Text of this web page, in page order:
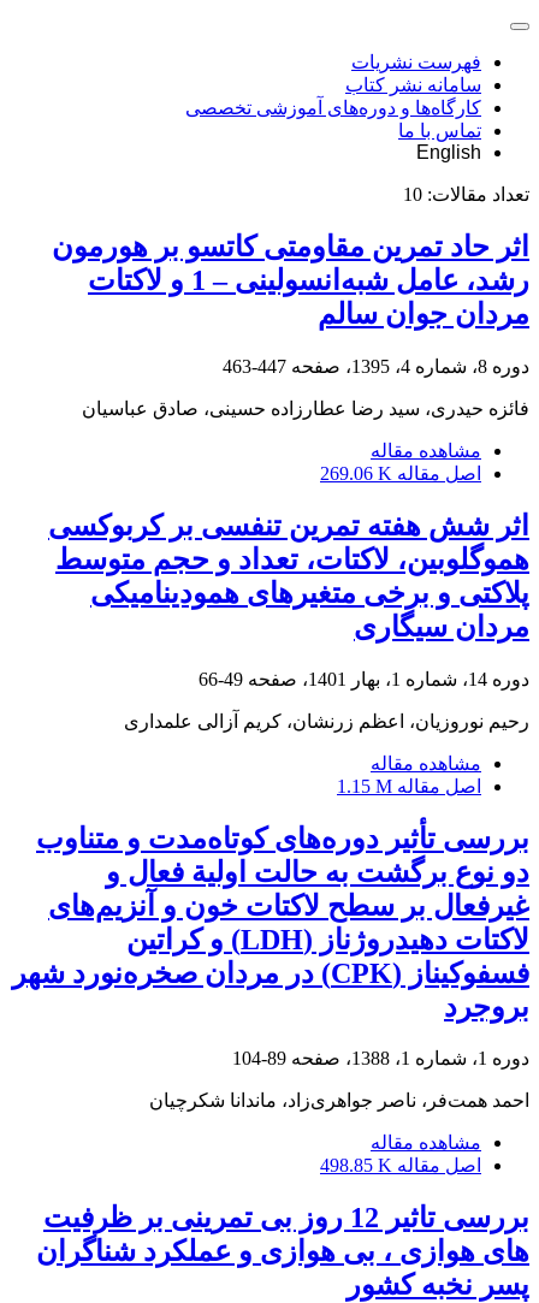
فهرست نشریات
سامانه نشر کتاب
کارگاه‌ها و دوره‌های آموزشی تخصصی
تماس با ما
English
تعداد مقالات: 10
اثر حاد تمرین مقاومتی کاتسو بر هورمون
رشد، عامل شبه‌انسولینی – 1 و لاکتات
مردان جوان سالم
دوره 8، شماره 4، 1395، صفحه 447-463
فائزه حیدری، سید رضا عطارزاده حسینی، صادق عباسیان
مشاهده مقاله
اصل مقاله 269.06 K
اثر شش هفته تمرین تنفسی بر کربوکسی
هموگلوبین، لاکتات، تعداد و حجم متوسط
پلاکتی و برخی متغیرهای همودینامیکی
مردان سیگاری
دوره 14، شماره 1، بهار 1401، صفحه 49-66
رحیم نوروزیان، اعظم زرنشان، کریم آزالی علمداری
مشاهده مقاله
اصل مقاله 1.15 M
بررسی تأثیر دوره‌های کوتاه‌مدت و متناوب
دو نوع برگشت به حالت اولیة فعال و
غیرفعال بر سطح لاکتات خون و آنزیم‌های
لاکتات دهیدروژناز (LDH) و کراتین
فسفوکیناز (CPK) در مردان صخره‌نورد شهر
بروجرد
دوره 1، شماره 1، 1388، صفحه 89-104
احمد همت‌فر، ناصر جواهری‌زاد، ماندانا شکرچیان
مشاهده مقاله
اصل مقاله 498.85 K
بررسی تاثیر 12 روز بی تمرینی بر ظرفیت
های هوازی ، بی هوازی و عملکرد شناگران
پسر نخبه کشور